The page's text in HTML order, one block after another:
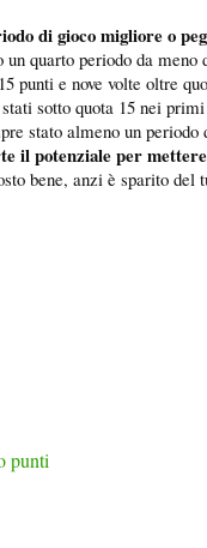
di gioco migliore o
quarto periodo da meno
punti e nove volte oltre
sotto quota 15 nei primi
stato almeno un periodo
il potenziale per
bene, anzi è sparito del
punti